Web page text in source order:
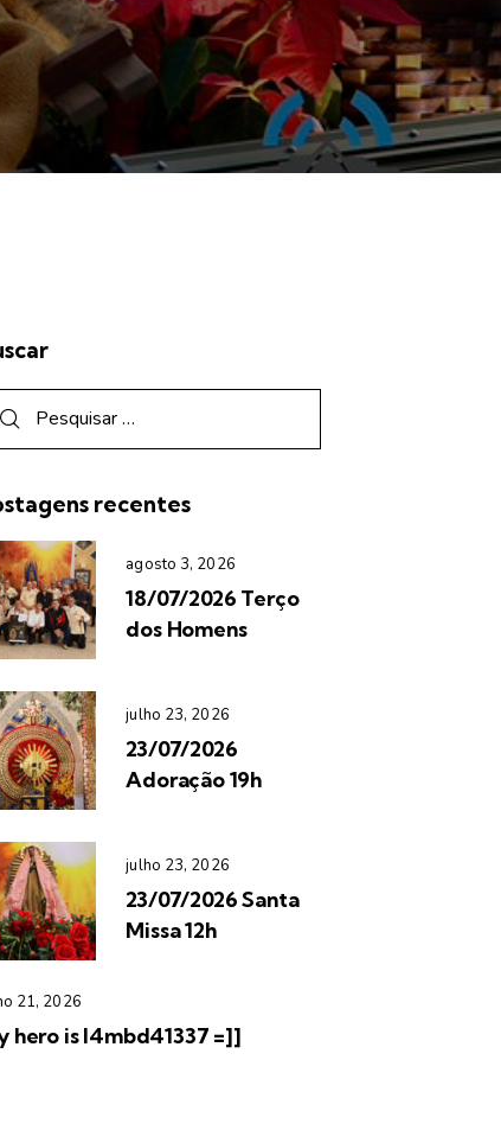
recentes
agosto 3, 2026
18/07/2026 Terço
dos Homens
julho 23, 2026
23/07/2026
Adoração 19h
julho 23, 2026
23/07/2026 Santa
Missa 12h
21, 2026
hero is l4mbd41337 =]]